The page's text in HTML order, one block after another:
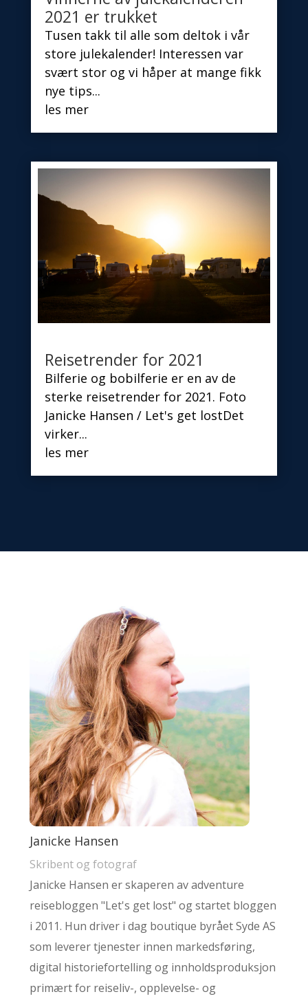
2021 er trukket
Tusen takk til alle som deltok i vår
store julekalender! Interessen var
svært stor og vi håper at mange fikk
nye tips...
les mer
Reisetrender for 2021
Bilferie og bobilferie er en av de
sterke reisetrender for 2021. Foto
Janicke Hansen / Let's get lostDet
virker...
les mer
Janicke Hansen
Skribent og fotograf
Janicke Hansen er skaperen av adventure
reisebloggen "Let's get lost" og startet bloggen
i 2011. Hun driver i dag boutique byrået Syde AS
som leverer tjenester innen markedsføring,
digital historiefortelling og innholdsproduksjon
primært for reiseliv-, opplevelse- og